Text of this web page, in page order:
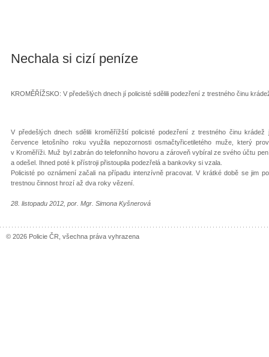
Nechala si cizí peníze
KROMĚŘÍŽSKO: V předešlých dnech jí policisté sdělili podezření z trestného činu
V předešlých dnech sdělili kroměřížští policisté podezření z trestného činu
července letošního roku využila nepozornosti osmačtyřicetiletého muže, který
v Kroměříži. Muž byl zabrán do telefonního hovoru a zároveň vybíral ze svého účtu
a odešel. Ihned poté k přístroji přistoupila podezřelá a bankovky si vzala.
Policisté po oznámení začali na případu intenzívně pracovat. V krátké době se jim
trestnou činnost hrozí až dva roky vězení.
28. listopadu 2012, por. Mgr. Simona Kyšnerová
© 2026 Policie ČR, všechna práva vyhrazena